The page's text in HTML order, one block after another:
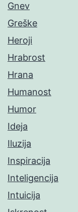
Gnev
Greške
Heroji
Hrabrost
Hrana
Humanost
Humor
Ideja
Iluzija
Inspiracija
Inteligencija
Intuicija